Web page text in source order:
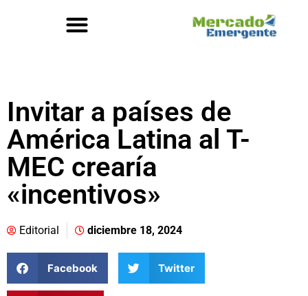
Invitar a países de
América Latina al T-
MEC crearía
«incentivos»
Editorial diciembre 18, 2024
Facebook Twitter